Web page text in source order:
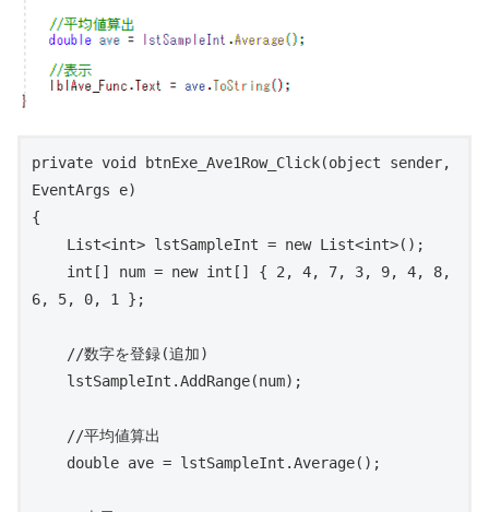
private void btnExe_Ave1Row_Click(object sender,
EventArgs e)
{
6, 5, 0, 1 };